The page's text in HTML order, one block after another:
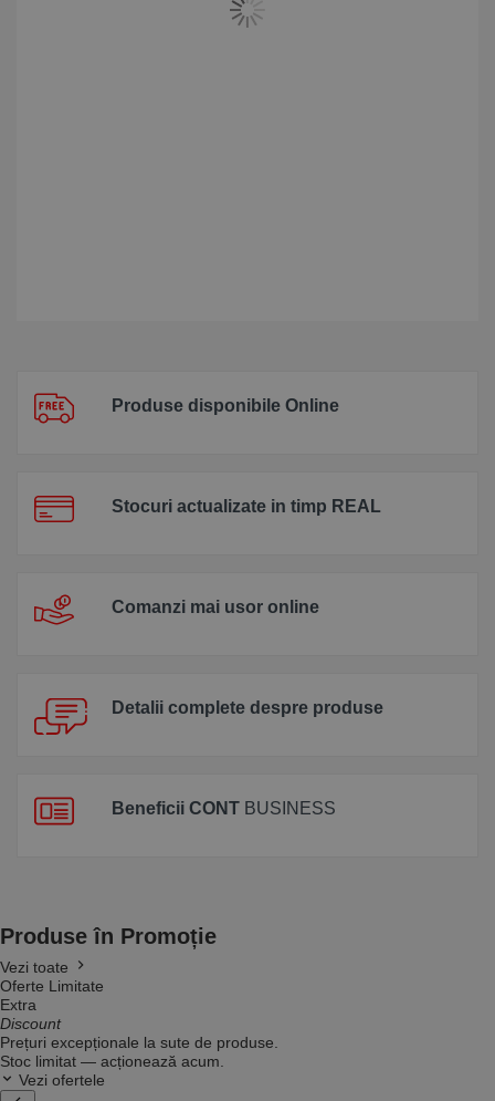
Produse disponibile Online
Stocuri actualizate in timp REAL
Comanzi mai usor online
Detalii complete despre produse
Beneficii CONT BUSINESS
Produseîn Promoție
Vezi toate
Oferte Limitate
Extra
Discount
Prețuri excepționale la sute de produse.
Stoc limitat — acționează acum.
Vezi ofertele